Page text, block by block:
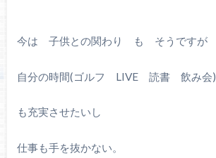
今は 子供との関わり も そうですが
自分の時間(ゴルフ LIVE 読書 飲み会)
も充実させたいし
仕事も手を抜かない。